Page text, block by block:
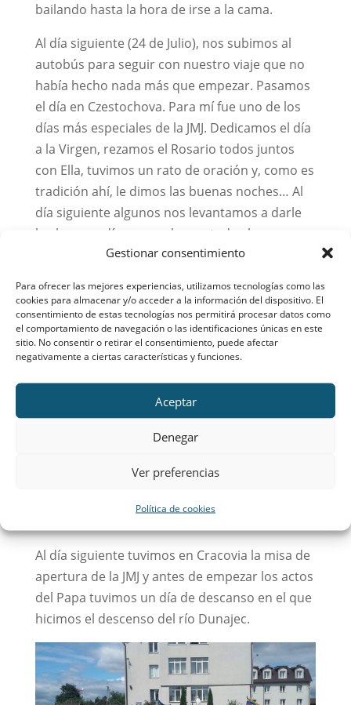
Gestionar consentimiento
Para ofrecer las mejores experiencias, utilizamos tecnologías como las
cookies para almacenar y/o acceder a la información del dispositivo. El
consentimiento de estas tecnologías nos permitirá procesar datos como
el comportamiento de navegación o las identificaciones únicas en este
sitio. No consentir o retirar el consentimiento, puede afectar
negativamente a ciertas características y funciones.
Aceptar
Denegar
Ver preferencias
Política de cookies
bailando hasta la hora de irse a la cama.
Al día siguiente (24 de Julio), nos subimos al
autobús para seguir con nuestro viaje que no
había hecho nada más que empezar. Pasamos
el día en Czestochova. Para mí fue uno de los
días más especiales de la JMJ. Dedicamos el día
a la Virgen, rezamos el Rosario todos juntos
con Ella, tuvimos un rato de oración y, como es
tradición ahí, le dimos las buenas noches… Al
día siguiente algunos nos levantamos a darle
los buenos días, como hacen todos los
polacos, con canciones medievales en directo y
Todos los que estuvimos comentamos que fue
uno de los momentos más especiales que
hemos vivido con la Virgen.
Czestochova nos fuimos a Auschwitz donde
nos preguntábamos como el hombre es capaz
de crear un lugar para hacer sufrir… Nos
muerte o tortura y como de alguna manera
Al día siguiente tuvimos en Cracovia la misa de
apertura de la JMJ y antes de empezar los actos
del Papa tuvimos un día de descanso en el que
hicimos el descenso del río Dunajec.